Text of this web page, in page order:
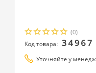
(0)
Код товара: 34967
Уточняйте у